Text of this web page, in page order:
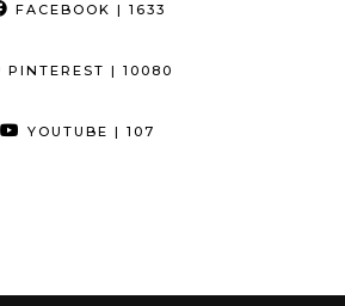
FACEBOOK | 1633
PINTEREST | 10080
YOUTUBE | 107